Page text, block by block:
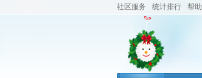
社区服务 统计排行 帮助